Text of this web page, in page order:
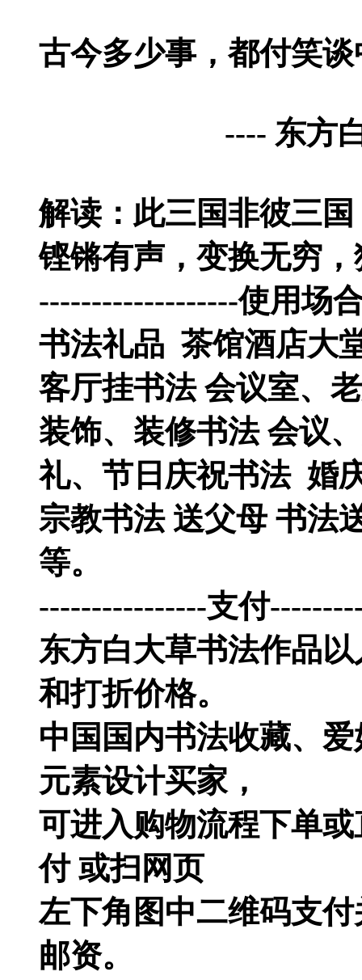
古今多少事，都付笑谈
---- 东方
解读：此三国非彼三
铿锵有声，变换无穷
-------------------使用场
书法礼品 茶馆酒店大
客厅挂书法 会议室、
装饰、装修书法 会议
礼、节日庆祝书法 婚
宗教书法 送父母 书法
等。
----------------支付
东方白大草书法作品
和打折价格。
中国国内书法收藏、
元素设计买家，
可进入购物流程下单
付 或扫网页
左下角图中二维码支
邮资。